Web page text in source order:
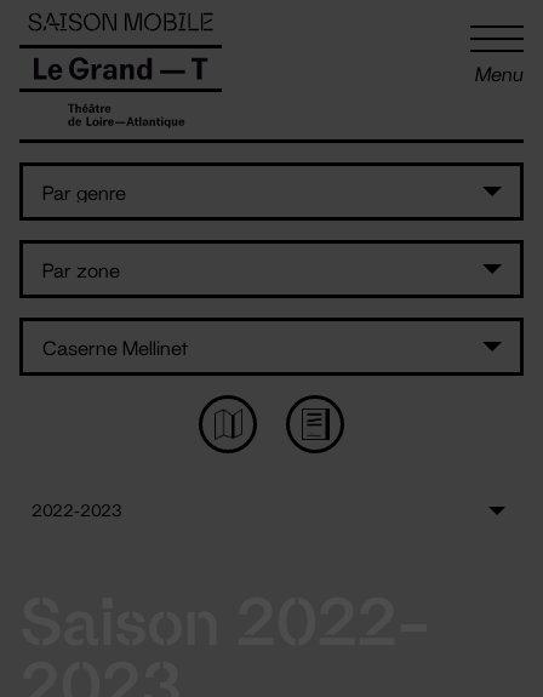
Menu
Panneau de gestion des cookies